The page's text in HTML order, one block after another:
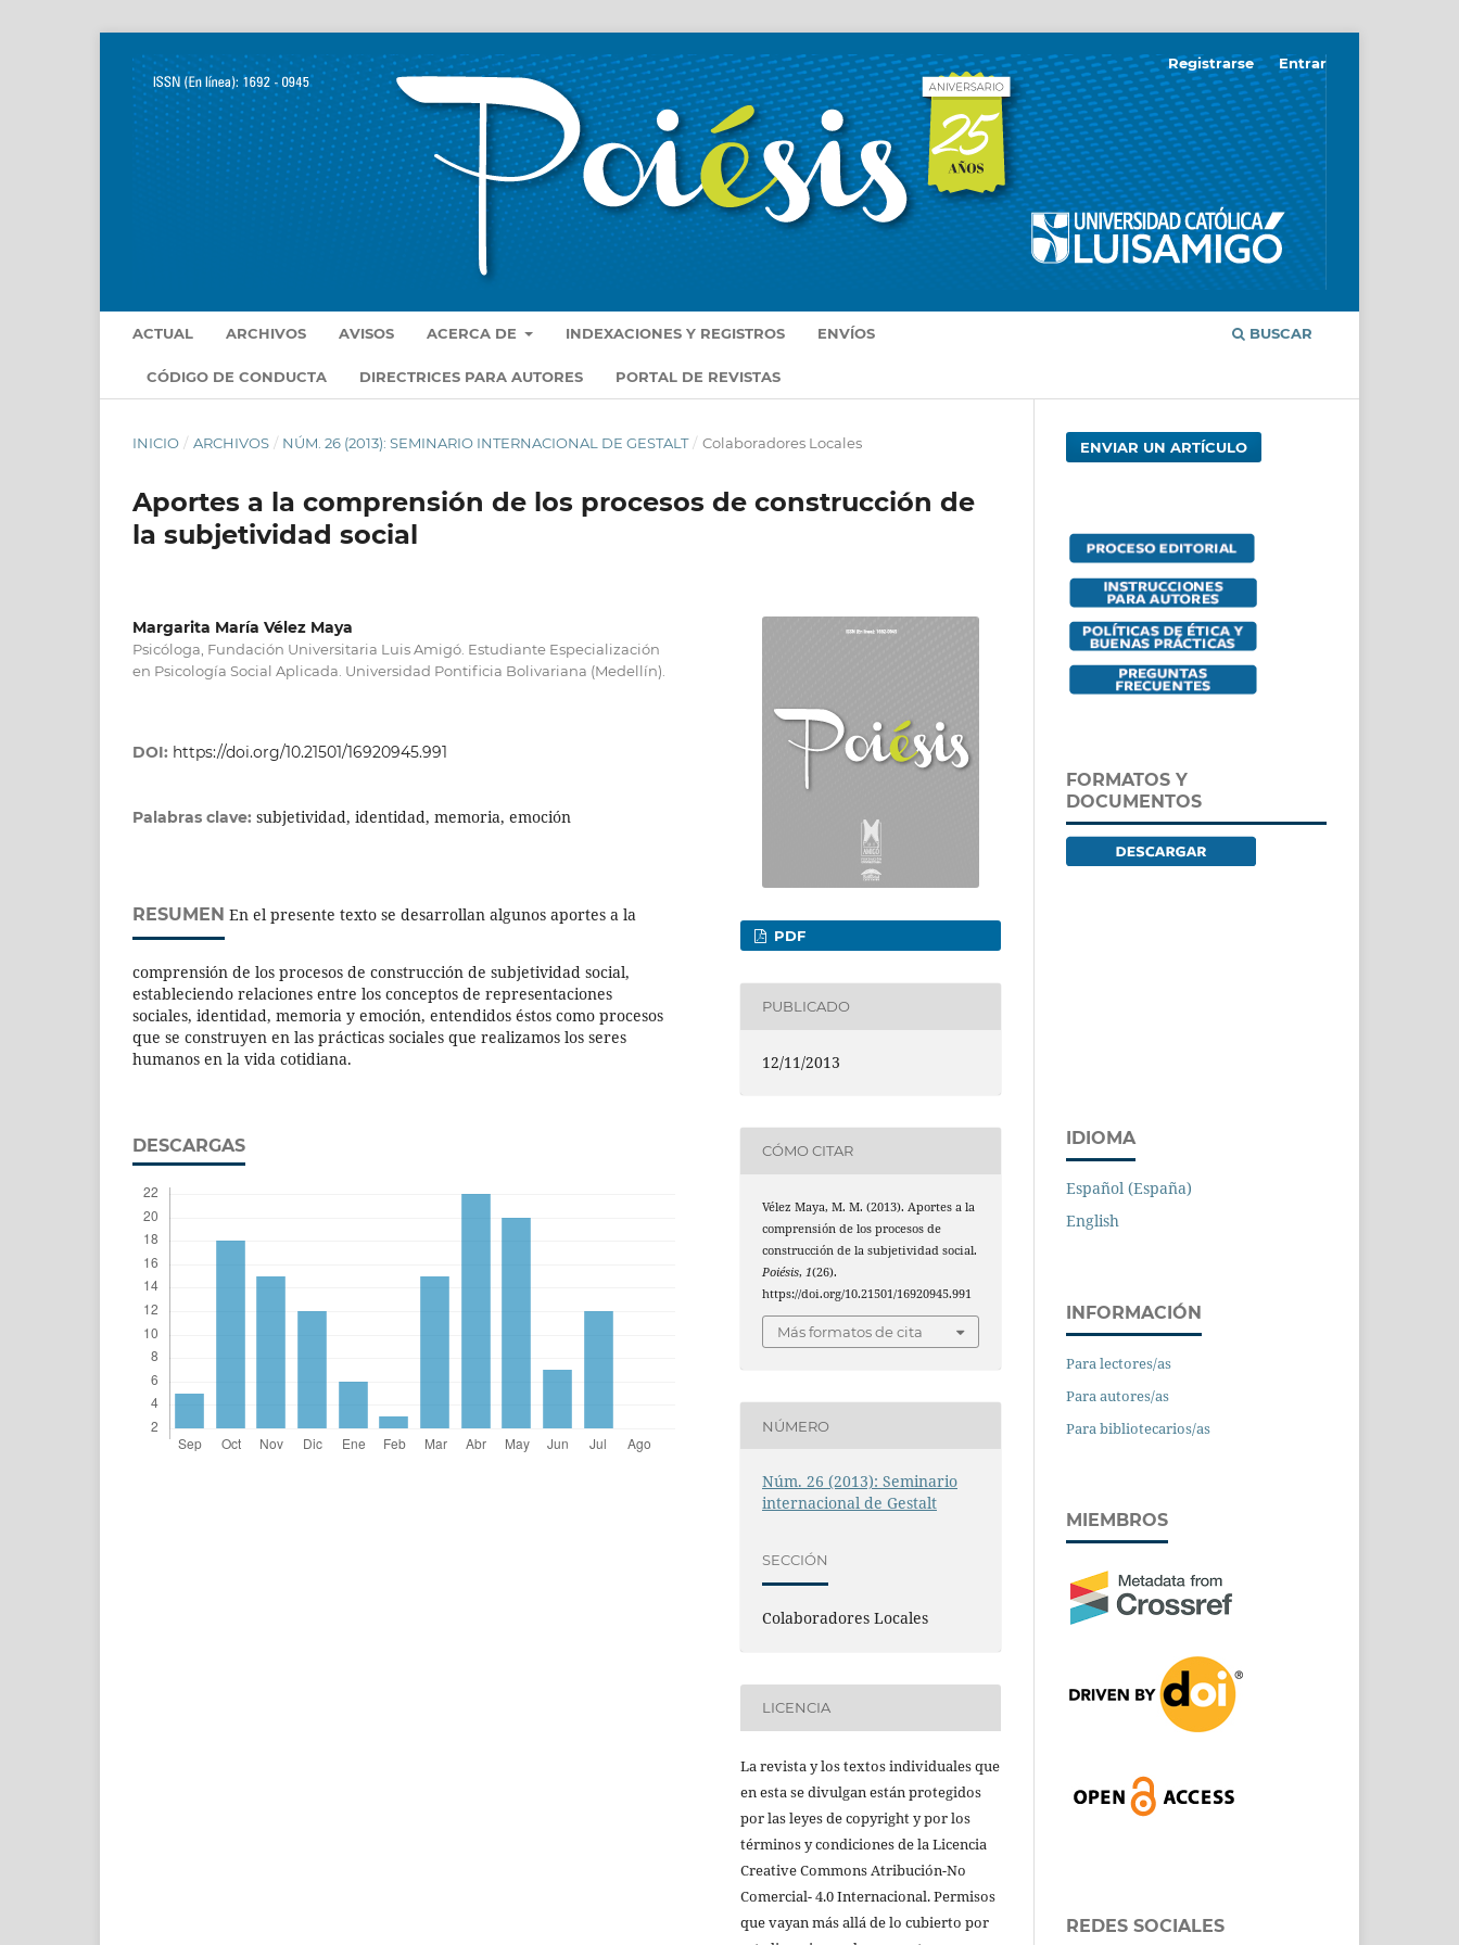
ACTUAL ARCHIVOS AVISOS ACERCA DE INDEXACIONES Y REGISTROS ENVÍOS
CÓDIGO DE CONDUCTA DIRECTRICES PARA AUTORES PORTAL DE REVISTAS
BUSCAR
Registrarse Entrar
INICIO / ARCHIVOS / NÚM. 26 (2013): SEMINARIO INTERNACIONAL DE GESTALT / Colaboradores Locales
Aportes a la comprensión de los procesos de construcción de
la subjetividad social
Margarita María Vélez Maya
Psicóloga, Fundación Universitaria Luis Amigó. Estudiante Especialización
en Psicología Social Aplicada. Universidad Pontificia Bolivariana (Medellín).
DOI: https://doi.org/10.21501/16920945.991
Palabras clave: subjetividad, identidad, memoria, emoción
RESUMEN En el presente texto se desarrollan algunos aportes a la
comprensión de los procesos de construcción de subjetividad social,
estableciendo relaciones entre los conceptos de representaciones
sociales, identidad, memoria y emoción, entendidos éstos como procesos
que se construyen en las prácticas sociales que realizamos los seres
humanos en la vida cotidiana.
DESCARGAS
PDF
PUBLICADO
12/11/2013
CÓMO CITAR
Vélez Maya, M. M. (2013). Aportes a la
comprensión de los procesos de
construcción de la subjetividad social.
Poiésis,1(26).
https://doi.org/10.21501/16920945.991
Más formatos de cita
NÚMERO
Núm. 26 (2013): Seminario
internacional de Gestalt
SECCIÓN
Colaboradores Locales
LICENCIA
La revista y los textos individuales que
en esta se divulgan están protegidos
por las leyes de copyright y por los
términos y condiciones de la Licencia
Creative Commons Atribución-No
Comercial- 4.0 Internacional. Permisos
que vayan más allá de lo cubierto por
ENVIAR UN ARTÍCULO
FORMATOS Y
DOCUMENTOS
IDIOMA
Español (España)
English
INFORMACIÓN
Para lectores/as
Para autores/as
Para bibliotecarios/as
MIEMBROS
REDES SOCIALES